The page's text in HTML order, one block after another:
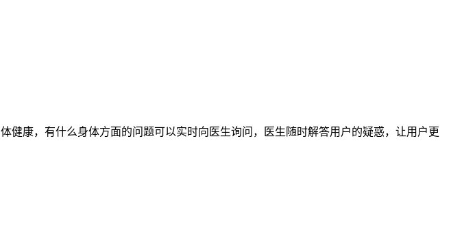
康，有什么身体方面的问题可以实时向医生询问，医生随时解答用户的疑惑，让用户更